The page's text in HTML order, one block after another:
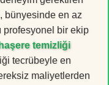
bünyesinde en az
profesyonel bir ekip
temizliği
tecrübeyle en
maliyetlerden